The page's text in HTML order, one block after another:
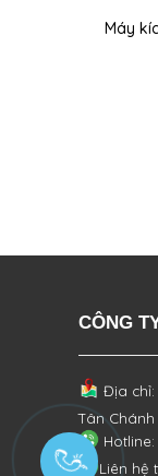
Máy
CÔNG
Địa chỉ:
Tân Chánh
Liên hệ